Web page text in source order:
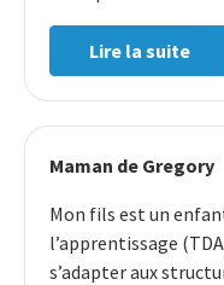
Lire la suite
Maman de Gregory
Mon fils est un
l’apprentissage
s’adapter aux